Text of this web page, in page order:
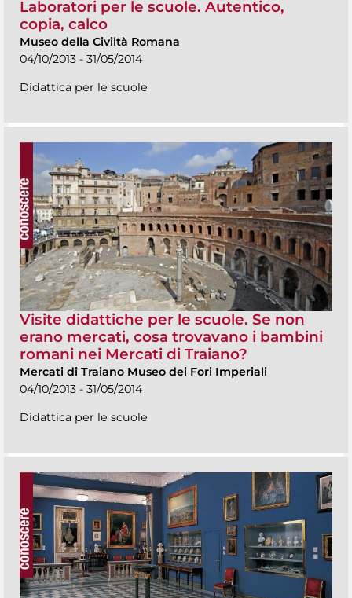
Laboratori per le scuole. Autentico,
copia, calco
Museo della Civiltà Romana
04/10/2013 - 31/05/2014
Didattica per le scuole
Visite didattiche per le scuole. Se non
erano mercati, cosa trovavano i bambini
romani nei Mercati di Traiano?
Mercati di Traiano Museo dei Fori Imperiali
04/10/2013 - 31/05/2014
Didattica per le scuole